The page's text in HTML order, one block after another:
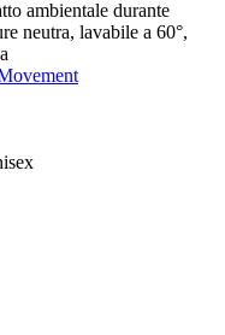
ambientale durante
neutra, lavabile a 60°,